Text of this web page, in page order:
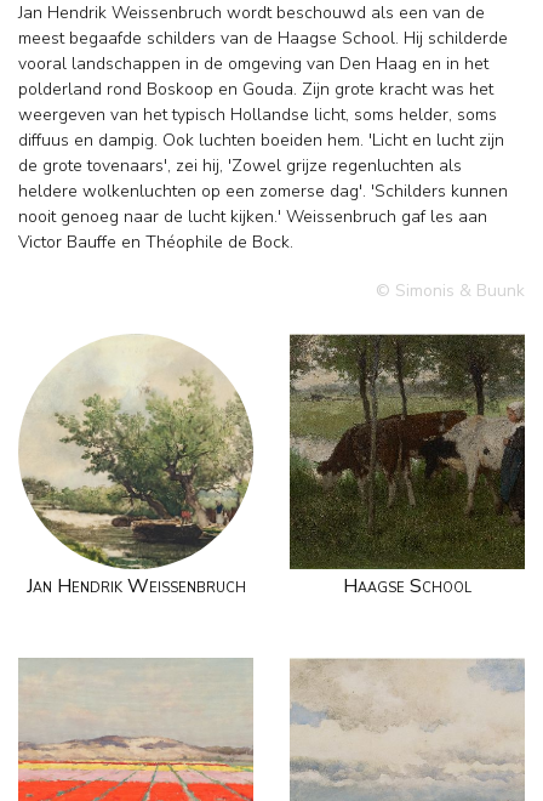
Jan Hendrik Weissenbruch wordt beschouwd als een van de
meest begaafde schilders van de Haagse School. Hij schilderde
vooral landschappen in de omgeving van Den Haag en in het
polderland rond Boskoop en Gouda. Zijn grote kracht was het
weergeven van het typisch Hollandse licht, soms helder, soms
diffuus en dampig. Ook luchten boeiden hem. 'Licht en lucht zijn
de grote tovenaars', zei hij, 'Zowel grijze regenluchten als
heldere wolkenluchten op een zomerse dag'. 'Schilders kunnen
nooit genoeg naar de lucht kijken.' Weissenbruch gaf les aan
Victor Bauffe en Théophile de Bock.
© Simonis & Buunk
Jan Hendrik Weissenbruch Haagse School